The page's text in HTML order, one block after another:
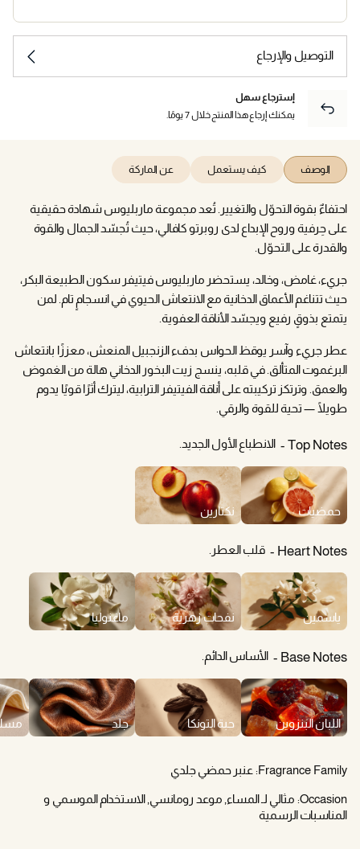
التوصيل والإرجاع
إسترجاع سهل
يمكنك إرجاع هذا المنتج خلال 7 يومًا.
الوصف كيف يستعمل عن الماركة
احتفاءٌ بقوة التحوّل والتغيير. تُعد مجموعة ماربليوس شهادة حقيقية
على حِرفية وروح الإبداع لدى روبرتو كافالي، حيث تُجسّد الجمال والقوة
والقدرة على التحوّل.
جريء، غامض، وخالد، يستحضر ماربليوس فيتيفر سكون الطبيعة البكر،
حيث تتناغم الأعماق الدخانية مع الانتعاش الحيوي في انسجامٍ تام. لمن
يتمتع بذوقٍ رفيع ويجسّد الأناقة العفوية.
عطر جريء وآسر يوقظ الحواس بدفء الزنجبيل المنعش، معززًا بانتعاش
البرغموت المتألق. في قلبه، ينسج زيت البخور الدخاني هالة من الغموض
والعمق. وترتكز تركيبته على أناقة الفيتيفر الترابية، ليترك أثرًا قويًا يدوم
طويلًا — تحية للقوة والرقي.
Top Notes الانطباع الأول الجديد.
حمضيات نكتارين
Heart Notes قلب العطر.
ياسمين نفحات زهرية ماغنوليا
Base Notes الأساس الدائم.
اللبان البنزوين حبة التونكا جلد
Fragrance Family: عنبر حمضي جلدي
Occasion: مثالي لـ المساء, موعد رومانسي, الاستخدام الموسمي و
المناسبات الرسمية